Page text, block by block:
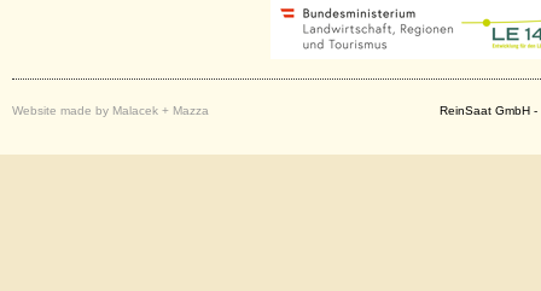
Website made by Malacek + Mazza ReinSaat GmbH